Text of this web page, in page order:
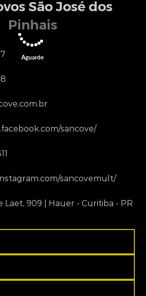
São José dos
Pinhais
sancove/
sancovemult/
Laet, 909 | Hauer - Curitiba - PR
Aguarde